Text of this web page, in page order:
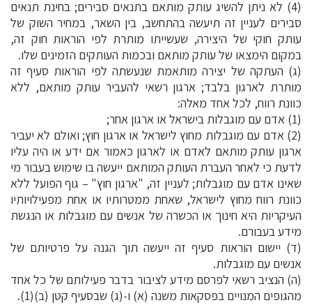
(4) לא ניתן להשיג עותק מותאם בתנאים סבירים; בחינת תנאים
סבירים לעניין זה תיעשה בהתחשב, בין השאר, במחיר השוק של
עותק חוקי של היצירה, שעשייתו מותרת לפי הוראות חוק זה,
במקום הימצאו של עותק מותאם ובכמות העותקים הזמינים שלו.
(ג) העתקה של יצירה מותאמת שנעשתה לפי הוראות סעיף זה
מותרת לארגון בלבד; ארגון רשאי להעביר עותק מותאם, ללא
כוונת רווח, לכל אחד מאלה:
(1) אדם עם מוגבלות בישראל או ארגון אחר;
(2) אדם עם מוגבלות מחוץ לישראל או ארגון חוץ; ואולם לא יעביר
ארגון עותק מותאם לאדם או לארגון כאמור אם ידע או היה עליו
לדעת כי לאחר העברת העותק המותאם ייעשה בו שימוש בעבור מי
שאינו אדם עם מוגבלות; לעניין זה, "ארגון חוץ" – גוף הפועל ללא
כוונת רווח מחוץ לישראל, שאחת ממטרותיו או אחת מפעילויותיו
העיקריות היא חינוך או הכשרה של אנשים עם מוגבלות או הנגשת
מידע בעבורם.
(ד) יישום הוראות סעיף זה ייעשה תוך הגנה על פרטיותם של
אנשים עם מוגבלות.
(ה) הנציב רשאי לפרסם מידע לציבור בדבר פעילותם של כל אחד
מהגופים המנויים בפסקאות משנה (א) ו-(ג) שבסעיף קטן (ב)(1).